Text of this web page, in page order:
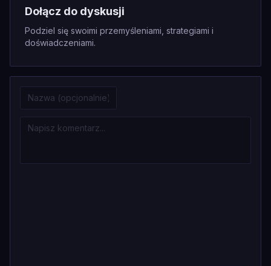
Dołącz do dyskusji
Podziel się swoimi przemyśleniami, strategiami i
doświadczeniami.